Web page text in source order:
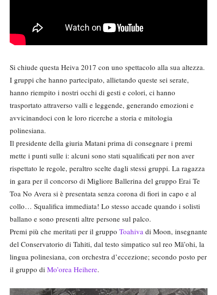
Si chiude questa Heiva 2017 con uno spettacolo alla sua altezza.
I gruppi che hanno partecipato, allietando queste sei serate,
hanno riempito i nostri occhi di gesti e colori, ci hanno
trasportato attraverso valli e leggende, generando emozioni e
avvicinandoci con le loro ricerche a storia e mitologia
polinesiana.
Il presidente della giuria Matani prima di consegnare i premi
mette i punti sulle i: alcuni sono stati squalificati per non aver
rispettato le regole, peraltro scelte dagli stessi gruppi. La ragazza
in gara per il concorso di Migliore Ballerina del gruppo Erai Te
Toa No Avera si è presentata senza corona di fiori in capo e al
collo… Squalifica immediata! Lo stesso accade quando i solisti
ballano e sono presenti altre persone sul palco.
Premi più che meritati per il gruppo Toahiva di Moon, insegnante
del Conservatorio di Tahiti, dal testo simpatico sul reo Mā’ohi, la
lingua polinesiana, con orchestra d’eccezione; secondo posto per
il gruppo di Mo’orea Heihere.